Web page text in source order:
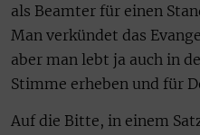
als Beamter für einen
Man verkündet das
aber man lebt ja auch in
Stimme erheben und für
Auf die Bitte, in einem